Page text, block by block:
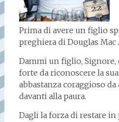
Prima di avere un figlio
preghiera di Douglas
Dammi un figlio, Signore,
forte da riconoscere la
abbastanza coraggioso
davanti alla paura.
Dagli la forza di restare in